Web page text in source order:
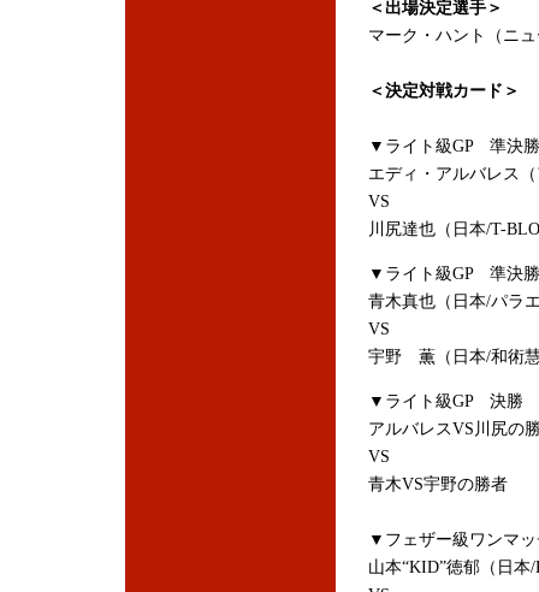
＜出場決定選手＞
マーク・ハント（ニ
＜決定対戦カード＞
▼ライト級GP 準決勝
エディ・アルバレス
VS
川尻達也（日本/T-
▼ライト級GP 準決勝
青木真也（日本/パラ
VS
宇野 薫（日本/和術
▼ライト級GP 決勝
アルバレスVS川尻の
VS
青木VS宇野の勝者
▼フェザー級ワンマ
山本“KID”徳郁（日本